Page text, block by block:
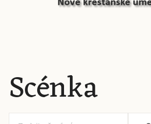
Scénka